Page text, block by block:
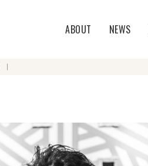
ABOUT NEWS